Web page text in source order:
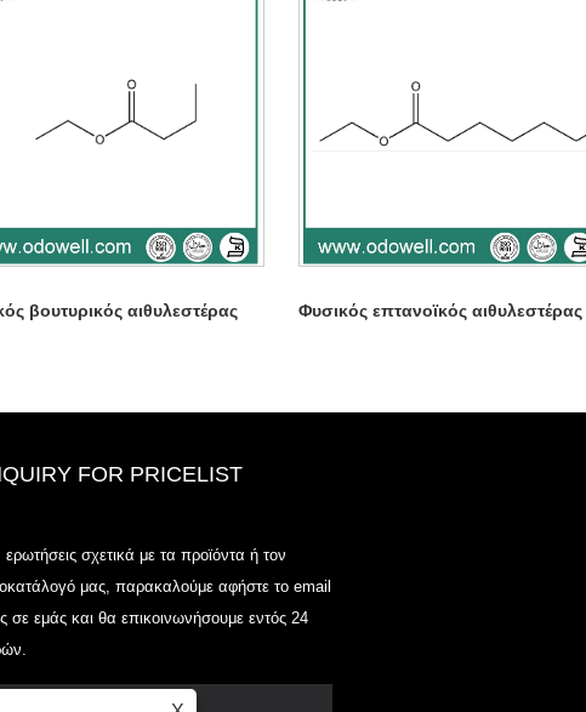
βουτυρικός αιθυλεστέρας Φυσικός επτανοϊκός αιθυλεστέρας
FOR PRICELIST
ερωτήσεις σχετικά με τα προϊόντα ή τον
μας, παρακαλούμε αφήστε το email
σε εμάς και θα επικοινωνήσουμε εντός 24
2025.07.25